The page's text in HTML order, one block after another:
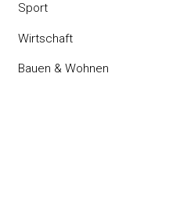
Sport
Wirtschaft
Bauen & Wohnen